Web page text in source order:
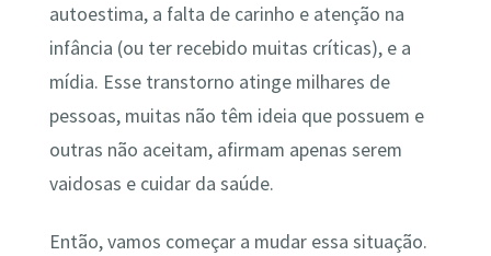
autoestima, a falta de carinho e atenção na
infância (ou ter recebido muitas críticas), e a
mídia. Esse transtorno atinge milhares de
pessoas, muitas não têm ideia que possuem e
outras não aceitam, afirmam apenas serem
vaidosas e cuidar da saúde.
Então, vamos começar a mudar essa situação.